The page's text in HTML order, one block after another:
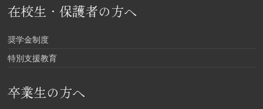
在校生・保護者の方へ
奨学金制度
特別支援教育
卒業生の方へ